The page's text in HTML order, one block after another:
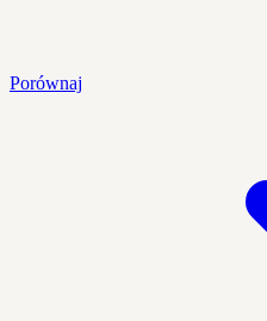
Porównaj